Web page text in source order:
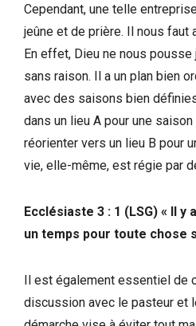
Cependant, une telle
jeûne et de prière. Il nous faut
En effet, Dieu ne nous
sans raison. Il a un plan bien
avec des saisons bien
dans un lieu A pour une
réorienter vers un lieu B pour
vie, elle-même, est régie par
Ecclésiaste 3 : 1 (LSG) « Il y
un temps pour toute chose
Il est également essentiel de
discussion avec le pasteur et